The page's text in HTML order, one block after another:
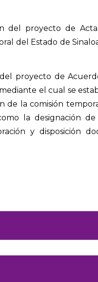
del proyecto de
del Estado de
proyecto de
el cual se
de la comisión
la designación de
y disposición